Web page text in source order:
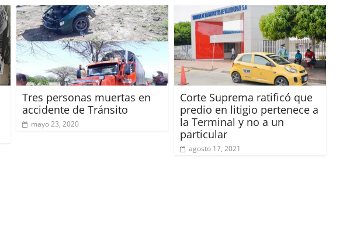
Tres personas muertas en
accidente de Tránsito
mayo 23, 2020
Corte Suprema ratificó que
predio en litigio pertenece a
la Terminal y no a un
particular
agosto 17, 2021